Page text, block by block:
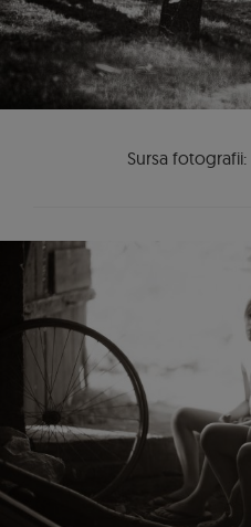
Sursa fotografii: